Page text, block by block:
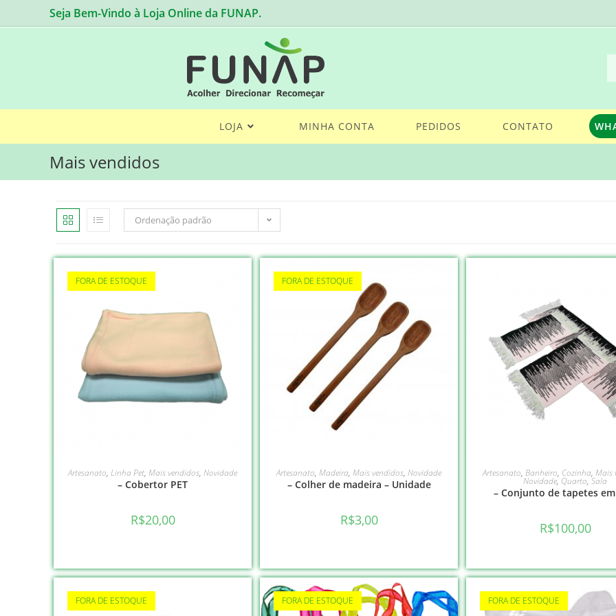
to
Seja Bem-Vindo à Loja Online da FUNAP.
LOJA MINHA CONTA PEDIDOS CONTATO
Mais vendidos
Ordenação padrão
FORA DE ESTOQUE
VER OPÇÕES
Artesanato, Linha Pet, Mais vendidos, Novidade
– Cobertor PET
R$20,00
FORA DE ESTOQUE
LEIA MAIS
Artesanato, Madeira, Mais vendidos, Novidade
– Colher de madeira – Unidade
R$3,00
VER OPÇÕES
Artesanato, Banheiro, Cozinha, Mais
Novidade, Quarto,Sala
– Conjunto de tapetes
R$100,00
FORA DE ESTOQUE FORA DE ESTOQUE FORA DE ESTOQUE